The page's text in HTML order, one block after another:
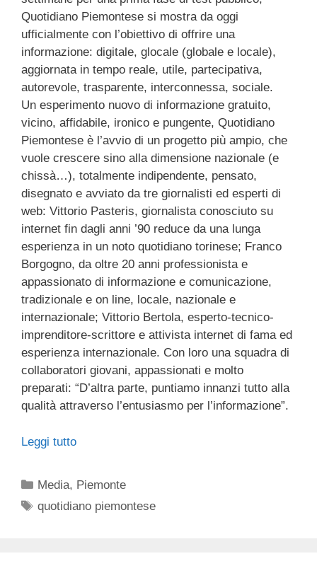
Quotidiano Piemontese si mostra da oggi
ufficialmente con l’obiettivo di offrire una
informazione: digitale, glocale (globale e locale),
aggiornata in tempo reale, utile, partecipativa,
autorevole, trasparente, interconnessa, sociale.
Un esperimento nuovo di informazione gratuito,
vicino, affidabile, ironico e pungente, Quotidiano
Piemontese è l’avvio di un progetto più ampio, che
vuole crescere sino alla dimensione nazionale (e
chissà…), totalmente indipendente, pensato,
disegnato e avviato da tre giornalisti ed esperti di
web: Vittorio Pasteris, giornalista conosciuto su
internet fin dagli anni ’90 reduce da una lunga
esperienza in un noto quotidiano torinese; Franco
Borgogno, da oltre 20 anni professionista e
appassionato di informazione e comunicazione,
tradizionale e on line, locale, nazionale e
internazionale; Vittorio Bertola, esperto-tecnico-
imprenditore-scrittore e attivista internet di fama ed
esperienza internazionale. Con loro una squadra di
collaboratori giovani, appassionati e molto
preparati: “D’altra parte, puntiamo innanzi tutto alla
qualità attraverso l’entusiasmo per l’informazione”.
Leggi tutto
Categorie
Media, Piemonte
Tag
quotidiano piemontese